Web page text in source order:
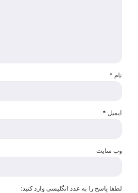
نام *
ایمیل *
وب‌ سایت
لطفا پاسخ را به عدد انگلیسی وارد کنید: